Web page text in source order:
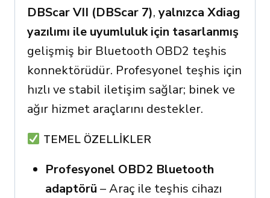
Powerful
All
Systems
For
X431
quantity
DBScar VII (DBScar 7),yalnızca Xdiag
yazılımı ile uyumluluk için tasarlanmış
gelişmiş bir Bluetooth OBD2 teşhis
konnektörüdür. Profesyonel teşhis için
hızlı ve stabil iletişim sağlar; binek ve
ağır hizmet araçlarını destekler.
TEMEL ÖZELLIKLER
Profesyonel OBD2 Bluetooth
adaptörü – Araç ile teşhis cihazı